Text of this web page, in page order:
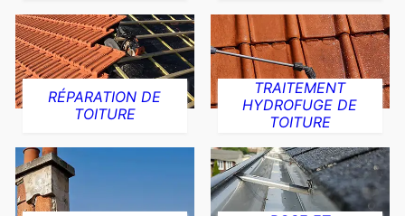
RÉPARATION DE
TOITURE
TRAITEMENT
HYDROFUGE DE
TOITURE